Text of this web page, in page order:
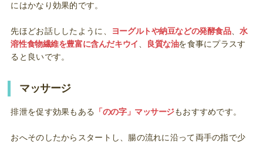
にはかなり効果的です。
先ほどお話ししたように、 ヨーグルトや納豆などの発酵食品、 水
溶性食物繊維を豊富に含んだキウイ、 良質な油を食事にプラスす
ると良いです。
マッサージ
排泄を促す効果もある 「のの字」マッサージもおすすめです。
おへそのしたからスタートし、腸の流れに沿って両手の指で少